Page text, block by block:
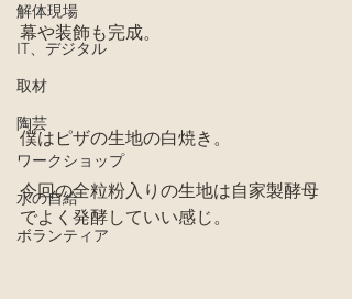
解体現場
IT、デジタル
取材
陶芸
ワークショップ
水の自給
ボランティア
幕や装飾も完成。
僕はピザの生地の白焼き。
今回の全粒粉入りの生地は自家製酵母
でよく発酵していい感じ。